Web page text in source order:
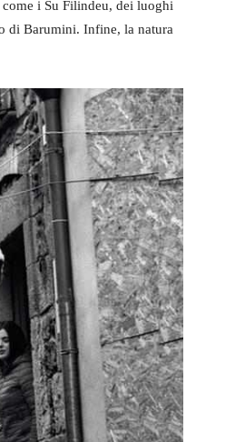
i Su Filindeu, dei luoghi
di Barumini. Infine, la natura